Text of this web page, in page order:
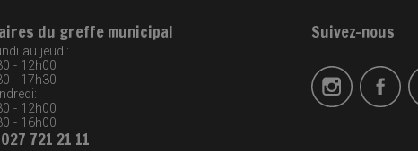
du greffe municipal
au jeudi:
- 12h00
- 17h30
- 12h00
- 16h00
721 21 11
Suivez-nous